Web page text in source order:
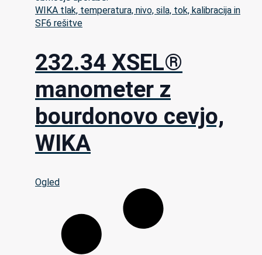
WIKA tlak, temperatura, nivo, sila, tok, kalibracija in
SF6 rešitve
232.34 XSEL®
manometer z
bourdonovo cevjo,
WIKA
Ogled